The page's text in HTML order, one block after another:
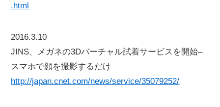
.html
2016.3.10
JINS、メガネの3Dバーチャル試着サービスを開始–
スマホで顔を撮影するだけ
http://japan.cnet.com/news/service/35079252/